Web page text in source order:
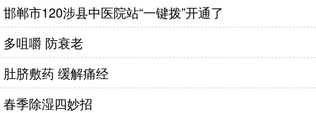
邯郸市120涉县中医院站“一键拨”开通了
多咀嚼 防衰老
肚脐敷药 缓解痛经
春季除湿四妙招